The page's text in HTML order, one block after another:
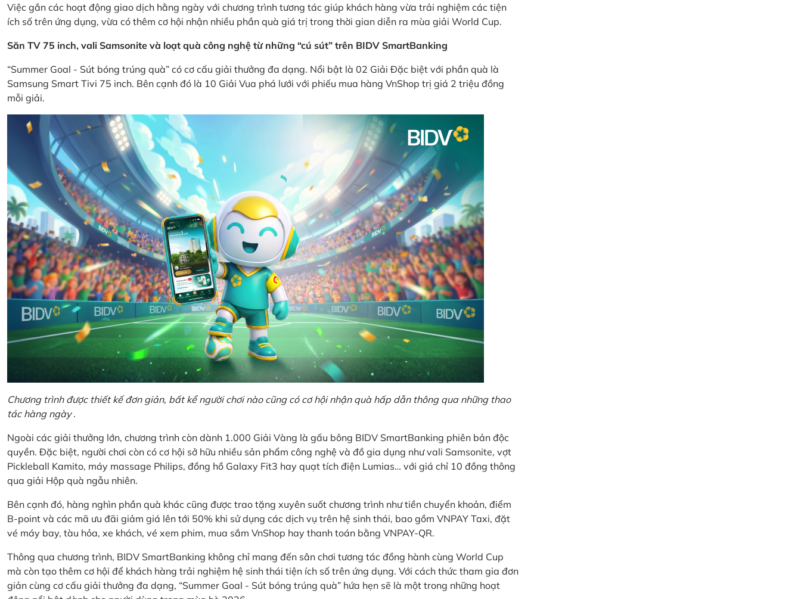
Việc gắn các hoạt động giao dịch hằng ngày với chương trình tương tác giúp khách hàng vừa trải nghiệm các tiện
ích số trên ứng dụng, vừa có thêm cơ hội nhận nhiều phần quà giá trị trong thời gian diễn ra mùa giải World Cup.
Săn TV 75 inch, vali Samsonite và loạt quà công nghệ từ những “cú sút” trên BIDV SmartBanking
“Summer Goal - Sút bóng trúng quà” có cơ cấu giải thưởng đa dạng. Nổi bật là 02 Giải Đặc biệt với phần quà là
Samsung Smart Tivi 75 inch. Bên cạnh đó là 10 Giải Vua phá lưới với phiếu mua hàng VnShop trị giá 2 triệu đồng
mỗi giải.
Chương trình được thiết kế đơn giản, bất kể người chơi nào cũng có cơ hội nhận quà hấp dẫn thông qua những thao
tác hàng ngày .
Ngoài các giải thưởng lớn, chương trình còn dành 1.000 Giải Vàng là gấu bông BIDV SmartBanking phiên bản độc
quyền. Đặc biệt, người chơi còn có cơ hội sở hữu nhiều sản phẩm công nghệ và đồ gia dụng như vali Samsonite, vợt
Pickleball Kamito, máy massage Philips, đồng hồ Galaxy Fit3 hay quạt tích điện Lumias… với giá chỉ 10 đồng thông
qua giải Hộp quà ngẫu nhiên.
Bên cạnh đó, hàng nghìn phần quà khác cũng được trao tặng xuyên suốt chương trình như tiền chuyển khoản, điểm
B-point và các mã ưu đãi giảm giá lên tới 50% khi sử dụng các dịch vụ trên hệ sinh thái, bao gồm VNPAY Taxi, đặt
vé máy bay, tàu hỏa, xe khách, vé xem phim, mua sắm VnShop hay thanh toán bằng VNPAY-QR.
Thông qua chương trình, BIDV SmartBanking không chỉ mang đến sân chơi tương tác đồng hành cùng World Cup
mà còn tạo thêm cơ hội để khách hàng trải nghiệm hệ sinh thái tiện ích số trên ứng dụng. Với cách thức tham gia đơn
giản cùng cơ cấu giải thưởng đa dạng, “Summer Goal - Sút bóng trúng quà” hứa hẹn sẽ là một trong những hoạt